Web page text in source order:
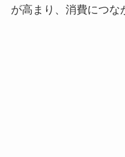
が高まり、消費につな